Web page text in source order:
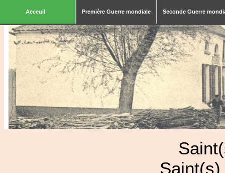
Acceuil Première Guerre mondiale Seconde Guerre